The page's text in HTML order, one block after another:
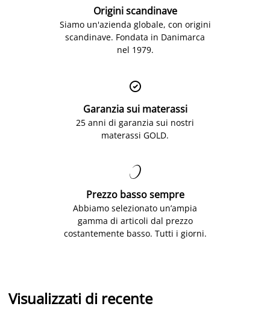
Origini scandinave
Siamo un'azienda globale, con origini
scandinave. Fondata in Danimarca
nel 1979.

Garanzia sui materassi
25 anni di garanzia sui nostri
materassi GOLD.

Prezzo basso sempre
Abbiamo selezionato un’ampia
gamma di articoli dal prezzo
costantemente basso. Tutti i giorni.
Visualizzati di recente